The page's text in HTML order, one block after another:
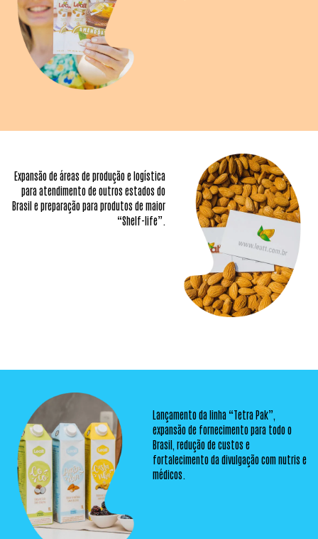
Expansão de áreas de produção elogística
para atendimento de outrosestados do
Brasil e preparação paraprodutos de maior
“Shelf-life”.
Lançamento da linha “Tetra Pak”,
expansão de fornecimento para todo o
Brasil, redução de custos e
fortalecimento da divulgação com nutris e
médicos.